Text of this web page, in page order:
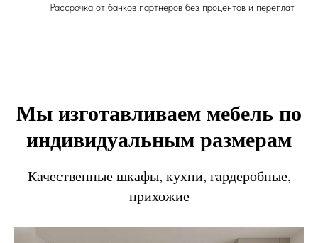
Рассрочка от банков партнеров без процентов и переплат
Мы изготавливаем мебель по
индивидуальным размерам
Качественные шкафы, кухни, гардеробные,
прихожие